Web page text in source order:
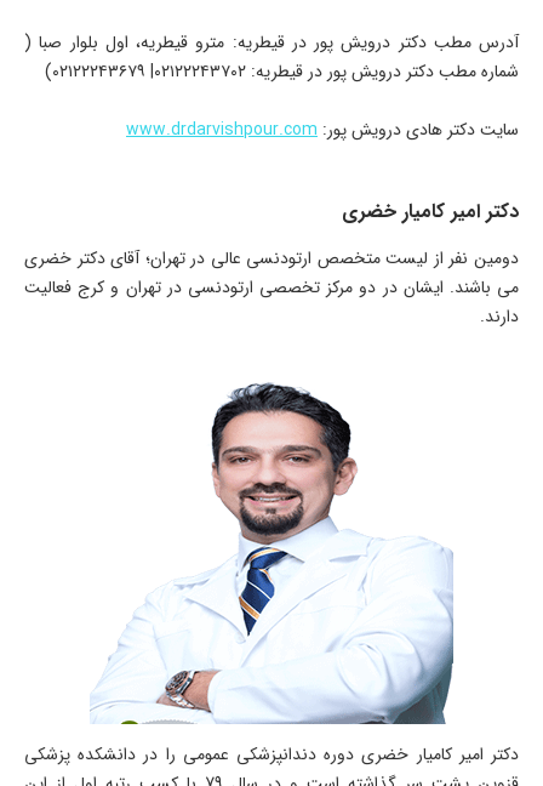
آدرس مطب دکتر درویش پور در قیطریه: مترو قیطریه، اول بلوار صبا (
شماره مطب دکتر درویش پور در قیطریه: ۰۲۱۲۲۲۴۳۷۰۲| ۰۲۱۲۲۲۴۳۶۷۹)
سایت دکتر هادی درویش پور: www.drdarvishpour.com
دکتر امیر کامیار خضری
دومین نفر از لیست متخصص ارتودنسی عالی در تهران؛ آقای دکتر خضری
می باشند. ایشان در دو مرکز تخصصی ارتودنسی در تهران و کرج فعالیت
دارند.
دکتر امیر کامیار خضری دوره دندانپزشکی عمومی را در دانشکده پزشکی